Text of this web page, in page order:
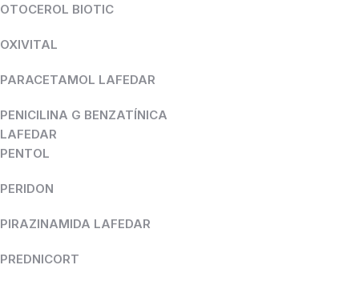
OTOCEROL BIOTIC
OXIVITAL
PARACETAMOL LAFEDAR
PENICILINA G BENZATÍNICA
LAFEDAR
PENTOL
PERIDON
PIRAZINAMIDA LAFEDAR
PREDNICORT